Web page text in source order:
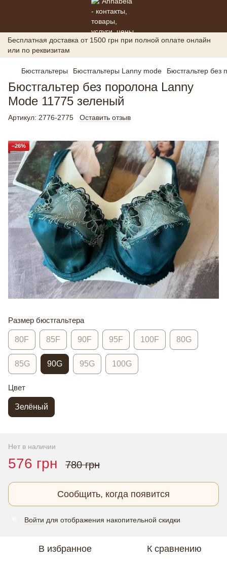
Бесплатная доставка от 1500 грн при полной оплате онлайн
или по реквизитам
Бюстгальтеры Бюстгальтеры Lanny mode Бюстгальтер без
Бюстгальтер без поролона Lanny
Mode 11775 зеленый
Артикул: 2776-2775 Оставить отзыв
−26%
Размер бюстгальтера
80F 85F 90F 95F 100F 80G
85G 90G 95G 100G
Цвет
Зелёный
Нет в наличии
576 грн 780 грн
Сообщить, когда появится
Войти для отображения накопительной скидки
В избранное К сравнению